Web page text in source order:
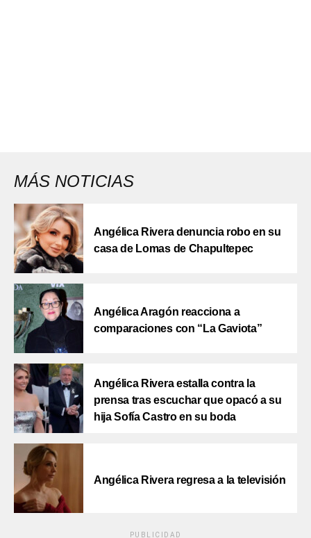
MÁS NOTICIAS
Angélica Rivera denuncia robo en su
casa de Lomas de Chapultepec
Angélica Aragón reacciona a
comparaciones con “La Gaviota”
Angélica Rivera estalla contra la
prensa tras escuchar que opacó a su
hija Sofía Castro en su boda
Angélica Rivera regresa a la televisión
PUBLICIDAD